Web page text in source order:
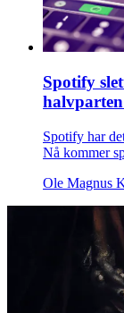
Spotify
Spotify har
Nå kommer
Ole Magnus